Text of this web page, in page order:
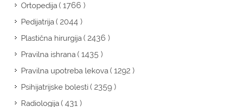
Ortopedija( 1766 )
Pedijatrija( 2044 )
Plastična hirurgija( 2436 )
Pravilna ishrana( 1435 )
Pravilna upotreba lekova( 1292 )
Psihijatrijske bolesti( 2359 )
Radiologija( 431 )